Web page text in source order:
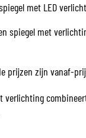
met LED
spiegel met
prijzen zijn vanaf-
verlichting